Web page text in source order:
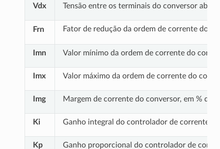
Vdx Tensão entre os terminais do conversor
Frn Fator de redução da ordem de corrente do
Imn Valor mínimo da ordem de corrente do
Imx Valor máximo da ordem de corrente do
Img Margem de corrente do conversor, em % da
Ki Ganho integral do controlador de corrente,
Kp Ganho proporcional do controlador de